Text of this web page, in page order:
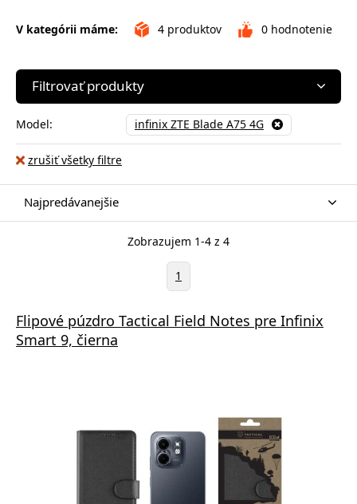
V kategórii máme: 4 produktov 0 hodnotenie
Filtrovať produkty
Model: infinix ZTE Blade A75 4G
zrušiť všetky filtre
Najpredávanejšie
Zobrazujem 1-4 z 4
1
Flipové púzdro Tactical Field Notes pre Infinix
Smart 9, čierna